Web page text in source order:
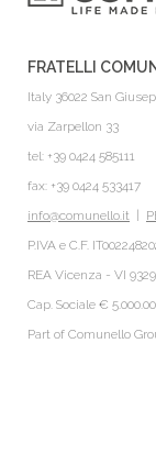
FRATELLI
Italy 36022 San
via Zarpellon 33
tel: +39 0424 585111
fax: +39 0424 533417
info@comunello.it
P.IVA e C.F.
REA Vicenza - VI
Cap. Sociale €
Part of Comunello